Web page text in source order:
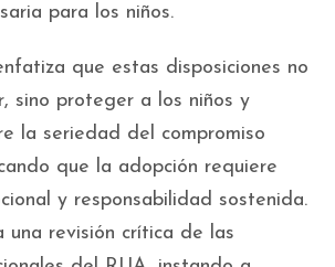
para los niños.
que estas disposiciones no
sino proteger a los niños y
la seriedad del compromiso
que la adopción requiere
y responsabilidad sostenida.
una revisión crítica de las